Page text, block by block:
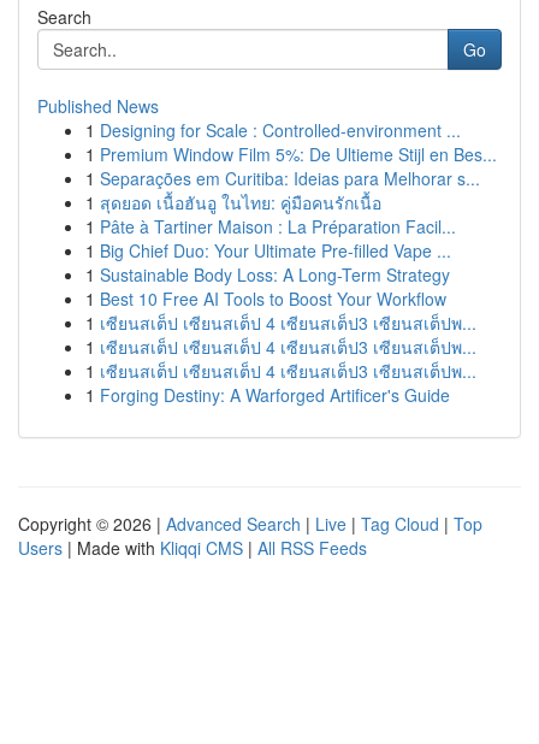
Search
Go
Published News
1 Designing for Scale : Controlled-environment ...
1 Premium Window Film 5%: De Ultieme Stijl en Bes...
1 Separações em Curitiba: Ideias para Melhorar s...
1 สุดยอด เนื้อฮันอู ในไทย: คู่มือคนรักเนื้อ
1 Pâte à Tartiner Maison : La Préparation Facil...
1 Big Chief Duo: Your Ultimate Pre-filled Vape ...
1 Sustainable Body Loss: A Long-Term Strategy
1 Best 10 Free AI Tools to Boost Your Workflow
1 เซียนสเต็ป เซียนสเต็ป 4 เซียนสเต็ป3 เซียนสเต็ปพ...
1 เซียนสเต็ป เซียนสเต็ป 4 เซียนสเต็ป3 เซียนสเต็ปพ...
1 เซียนสเต็ป เซียนสเต็ป 4 เซียนสเต็ป3 เซียนสเต็ปพ...
1 Forging Destiny: A Warforged Artificer's Guide
Copyright © 2026 | Advanced Search | Live | Tag Cloud | Top
Users | Made with Kliqqi CMS | All RSS Feeds